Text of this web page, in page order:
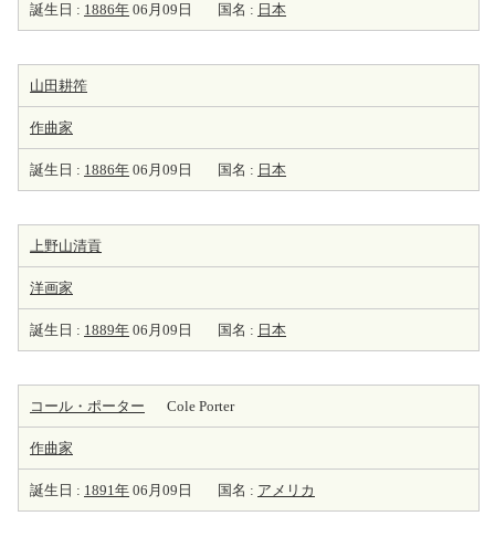
誕生日 : 1886年 06月09日 国名 : 日本
山田耕筰
作曲家
誕生日 : 1886年 06月09日 国名 : 日本
上野山清貢
洋画家
誕生日 : 1889年 06月09日 国名 : 日本
コール・ポーター Cole Porter
作曲家
誕生日 : 1891年 06月09日 国名 : アメリカ